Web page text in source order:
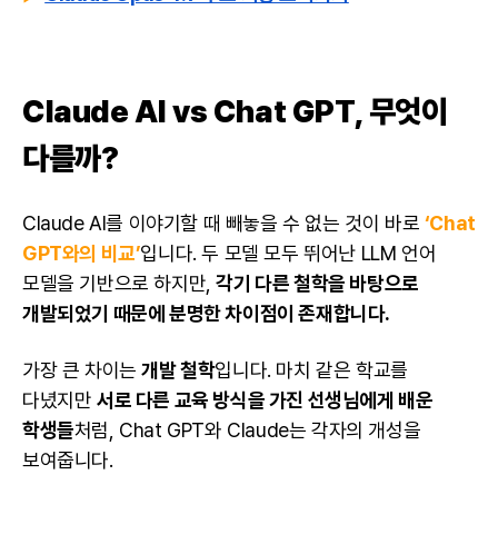
Claude AI vs Chat GPT, 무엇이
다를까?
Claude AI를 이야기할 때 빼놓을 수 없는 것이 바로 ‘Chat
GPT와의 비교’입니다. 두 모델 모두 뛰어난 LLM 언어
모델을 기반으로 하지만,각기 다른 철학을 바탕으로
개발되었기 때문에 분명한 차이점이 존재합니다.
가장 큰 차이는개발 철학입니다. 마치 같은 학교를
다녔지만 서로 다른 교육 방식을 가진 선생님에게 배운
학생들처럼, Chat GPT와 Claude는 각자의 개성을
보여줍니다.